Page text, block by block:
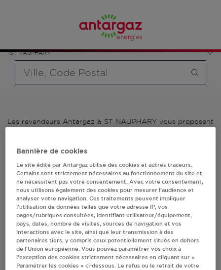
ST NAUPHARY
bouteille souhaité et le type de point de vente (revendeur /
distributeur automatique de bouteilles de gaz ou station GPL
carburant)
Les revendeurs Antargaz à ST NAUPHARY vous proposent
revendeurs Antargaz à ST NAUPHARY, l'adresse, le numéro
bouteilles de gaz.
1 revendeur(s) Antargaz
à ST NAUPHARY
Villes
Bannière de cookies
Le site édité par Antargaz utilise des cookies et autres traceurs.
Certains sont strictement nécessaires au fonctionnement du site et
ne nécessitent pas votre consentement. Avec votre consentement,
nous utilisons également des cookies pour mesurer l’audience et
analyser votre navigation. Ces traitements peuvent impliquer
l’utilisation de données telles que votre adresse IP, vos
pages/rubriques consultées, identifiant utilisateur/équipement,
pays, dates, nombre de visites, sources de navigation et vos
interactions avec le site, ainsi que leur transmission à des
partenaires tiers, y compris ceux potentiellement situés en dehors
de l’Union européenne. Vous pouvez paramétrer vos choix à
l’exception des cookies strictement nécessaires en cliquant sur «
Paramétrer les cookies » ci-dessous. Le refus ou le retrait de votre